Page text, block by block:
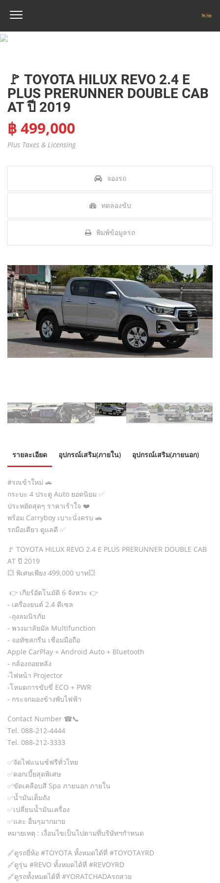
🚩 TOYOTA HILUX REVO 2.4 E
PLUS PRERUNNER DOUBLE CAB
AT ปี 2019
฿ 499,000
Plus Taxes & Licensing
จองรถ
ทดลองขับ
พิมพ์ข้อมูลรถ
รายละเอียด อุปกรณ์เสริม(ภายใน) อุปกรณ์เสริม(ภายนอก)
#รถเข้าใหม่ 🚗
กระบะ 4 ประตู Auto ยอดนิยม ✅
ประหยัดสุดๆ ราคาเร้าใจ ❤️
พร้อม Carryboy เบาะนั่งครบ 🚗
รถมือเดียว ดูแลดี ✅
🚩 TOYOTA HILUX REVO 2.4 E PLUS PRERUNNER DOUBLE CAB
AT ปี 2019
💥 พิเศษเพียง 499,000 บาท💥
👉 เกียร์อัตโนมัติ 6 จังหวะ 👉
- เครื่องยนต์ 2.4 ดีเซล
-ถุงลมนิรภัย
- พวงมาลัยมัล Multifunction
- จอทัชสกรีน เชื่อมมือถือ
Apple CarPlay + Android Auto + Bluetooth
- กล้องถอยหลัง
-ไฟหน้า Projector
-โหมดการขับขี่ ECO + PWR
- กระจกมองข้างพับไฟฟ้า
Contact Number ☎📞
Tel. 088-212-4444
Tel. 088-212-3333
✅จัดไฟแนนซ์ฟรีทั่วไทย
✅ดอกเบี้ยสุดพิเศษ
✅ขัดเคลือบสี Spa ภายนอก ภายใน
✅น้ำมันเต็มถัง
✅เปลี่ยนน้ำมันเครื่อง
✅และ อื่นๆมากมาย
หมายเหตุ : เงื่อนไขเป็นไปตามที่บริษัทฯกำหนด
🔗ดูรถยี่ห้อ​ #TOYOTA ทั้งหมดได้ที่ #TOYOTAYRD
🔗ดูรุ่น​ #REVO ทั้งหมดได้ที่ #REVOYRD
🔗ดูรถทั้งหมดได้ที่ #YORATCHADAรถสวย